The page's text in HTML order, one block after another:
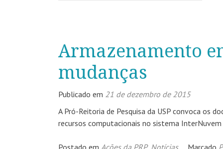
Armazenamento
mudanças
Publicado em 21 de dezembro de 2015
A Pró-Reitoria de Pesquisa da USP convoca os
recursos computacionais no sistema
Postado em Ações da PRP, Notícias Marcado